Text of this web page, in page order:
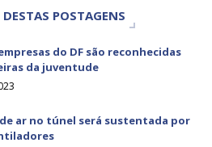
POSTAGENS
do DF são reconhecidas
da juventude
ar no túnel será sustentada por